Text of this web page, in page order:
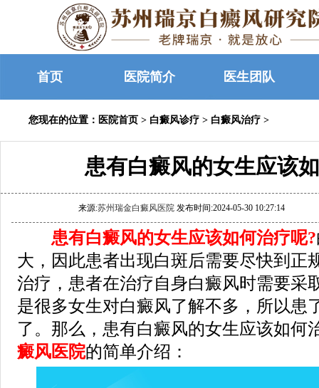
首页 医院简介 医生团队
您现在的位置： 医院首页 > 白癜风诊疗 > 白癜风治疗 >
患有白癜风的女生应该
来源:苏州瑞金白癜风医院 发布时间:2024-05-30 10:27:14
患有白癜风的女生应该如何治疗呢?
大，因此患者出现白斑后需要尽快到正
治疗，患者在治疗自身白癜风时需要采
是很多女生对白癜风了解不多，所以患
了。那么，患有白癜风的女生应该如何
癜风医院的简单介绍：